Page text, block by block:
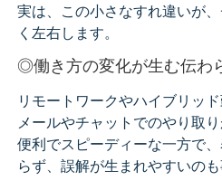
実は、この小さなすれ違いが
く左右します。
◎働き方の変化が生む伝わ
リモートワークやハイブリッ
メールやチャットでのやり取り
便利でスピーディーな一方で
らず、誤解が生まれやすいのも